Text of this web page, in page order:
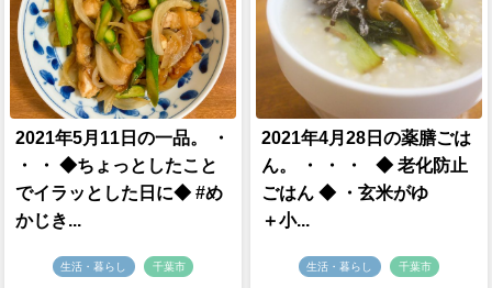
2021年5月11日の一品。 ・
・ ・ ◆ちょっとしたこと
でイラッとした日に◆ #め
かじき...
生活・暮らし 千葉市
2021年4月28日の薬膳ごは
ん。 ・ ・ ・ ◆ 老化防止
ごはん ◆ ・玄米がゆ
＋小...
生活・暮らし 千葉市